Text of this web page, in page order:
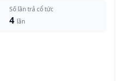
Số lần trả cổ tức
4 lần